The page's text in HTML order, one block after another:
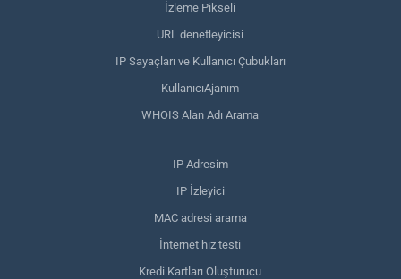
İzleme Pikseli
URL denetleyicisi
IP Sayaçları ve Kullanıcı Çubukları
KullanıcıAjanım
WHOIS Alan Adı Arama
IP Adresim
IP İzleyici
MAC adresi arama
İnternet hız testi
Kredi Kartları Oluşturucu